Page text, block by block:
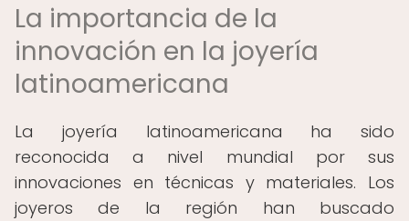
La importancia de la
innovación en la joyería
latinoamericana
La joyería latinoamericana ha sido
reconocida a nivel mundial por sus
innovaciones en técnicas y materiales. Los
joyeros de la región han buscado